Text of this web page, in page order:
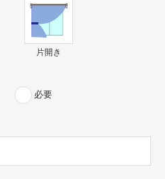
片開き
必要